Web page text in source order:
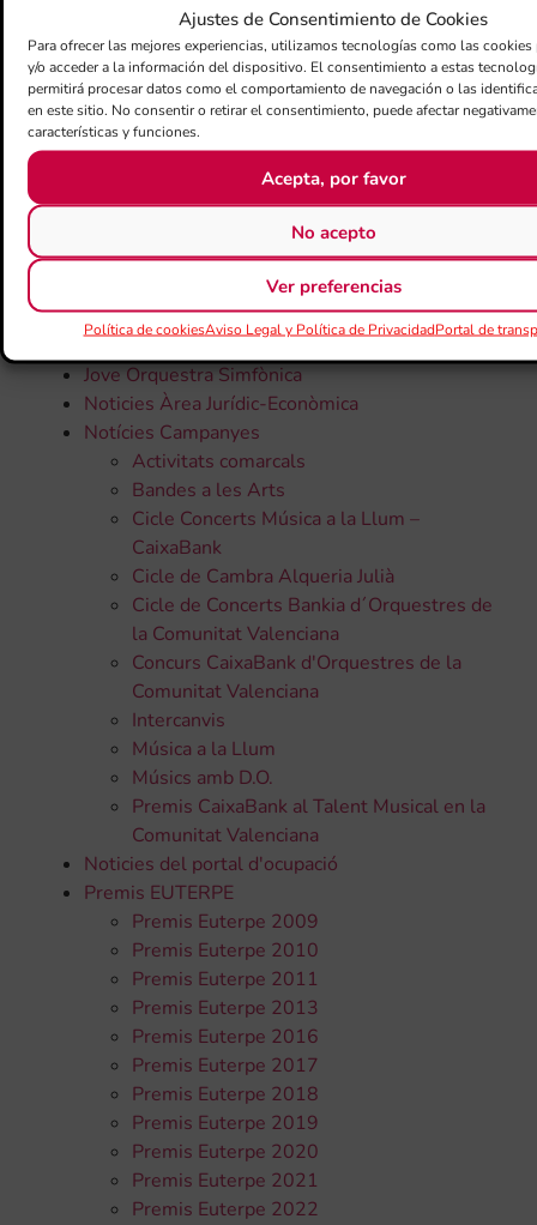
Ajustes de Consentimiento de Cookies
Para ofrecer las mejores experiencias, utilizamos tecnologías como las cookies
y/o acceder a la información del dispositivo. El consentimiento a estas
permitirá procesar datos como el comportamiento de navegación o las
en este sitio. No consentir o retirar el consentimiento, puede afectar
características y funciones.
Acepta, por favor
No acepto
Ver preferencias
Política de cookiesAviso Legal y Política de PrivacidadPortal de
Progem
Xarxa de Centres Educatius
Àrea Educativa
Centre d'Estudis FSMCV
Xarxa de centres educatius
Assemblees Generals
Assemblees Generals
Banda Sinfònica de dones
Certàmens
Coleccions «Bitàcora Musical»
Convocatòries Públiques
Jove Banda Simfònica
Jove Orquestra Simfònica
Noticies Àrea Jurídic-Econòmica
Notícies Campanyes
Activitats comarcals
Bandes a les Arts
Cicle Concerts Música a la Llum –
CaixaBank
Cicle de Cambra Alqueria Julià
Cicle de Concerts Bankia d´Orquestres de
la Comunitat Valenciana
Concurs CaixaBank d'Orquestres de la
Comunitat Valenciana
Intercanvis
Música a la Llum
Músics amb D.O.
Premis CaixaBank al Talent Musical en la
Comunitat Valenciana
Noticies del portal d'ocupació
Premis EUTERPE
Premis Euterpe 2009
Premis Euterpe 2010
Premis Euterpe 2011
Premis Euterpe 2013
Premis Euterpe 2016
Premis Euterpe 2017
Premis Euterpe 2018
Premis Euterpe 2019
Premis Euterpe 2020
Premis Euterpe 2021
Premis Euterpe 2022